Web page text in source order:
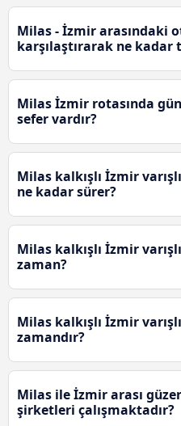
Milas - İzmir arasındaki
karşılaştırarak ne
Milas İzmir rotasında
sefer vardır?
Milas kalkışlı İzmir
ne kadar sürer?
Milas kalkışlı İzmir
zaman?
Milas kalkışlı İzmir
zamandır?
Milas ile İzmir arası
şirketleri çalışmaktadır?